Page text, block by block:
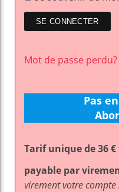
Mot de passe perdu?
Pas
Tarif unique de 36
payable par
virement votre compte